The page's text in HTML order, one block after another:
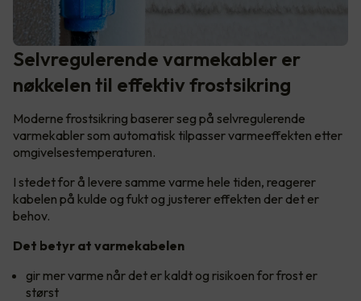
Selvregulerende varmekabler er
nøkkelen til effektiv frostsikring
Moderne frostsikring baserer seg på selvregulerende
varmekabler som automatisk tilpasser varmeeffekten etter
omgivelsestemperaturen.
I stedet for å levere samme varme hele tiden, reagerer
kabelen på kulde og fukt og justerer effekten der det er
behov.
Det betyr at varmekabelen
gir mer varme når det er kaldt og risikoen for frost er
størst